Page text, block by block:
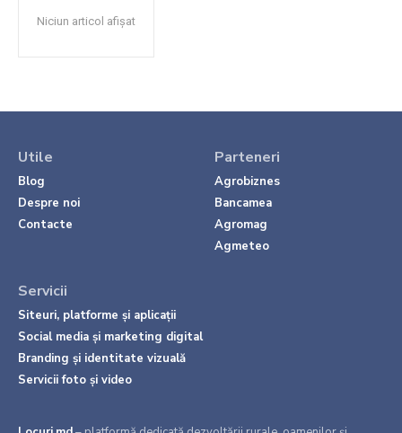
Niciun articol afișat
Utile
Blog
Despre noi
Contacte
Parteneri
Agrobiznes
Bancamea
Agromag
Agmeteo
Servicii
Siteuri, platforme și aplicații
Social media și marketing digital
Branding și identitate vizuală
Servicii foto și video